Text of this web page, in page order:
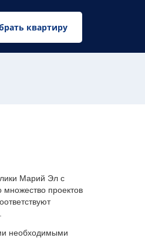
квартиру
Марий Эл с
проектов
необходимыми